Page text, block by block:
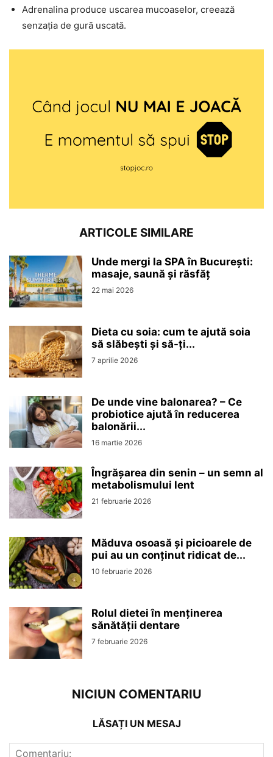
Adrenalina produce uscarea mucoaselor, creează
senzația de gură uscată.
ARTICOLE SIMILARE
Unde mergi la SPA în București:
masaje, saună și răsfăț
22 mai 2026
Dieta cu soia: cum te ajută soia
să slăbești și să-ți...
7 aprilie 2026
De unde vine balonarea? – Ce
probiotice ajută în reducerea
balonării...
16 martie 2026
Îngrășarea din senin – un semn al
metabolismului lent
21 februarie 2026
Măduva osoasă și picioarele de
pui au un conținut ridicat de...
10 februarie 2026
Rolul dietei în menținerea
sănătății dentare
7 februarie 2026
NICIUN COMENTARIU
LĂSAȚI UN MESAJ